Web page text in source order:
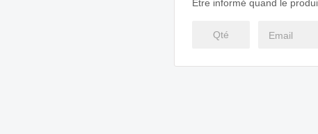
Être informé quand le